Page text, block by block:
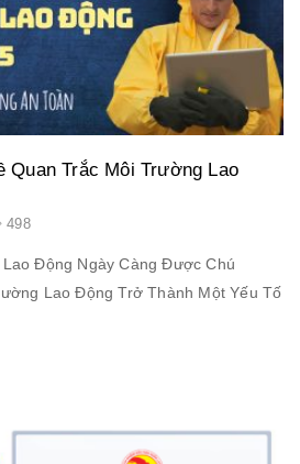
Quan Trắc Môi Trường Lao
498
Lao Động Ngày Càng Được Chú
Lao Động Trở Thành Một Yếu Tố